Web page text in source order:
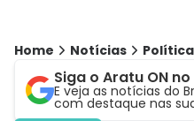
Home Notícias Política
Siga o Aratu ON
E veja as notícias do
com destaque nas